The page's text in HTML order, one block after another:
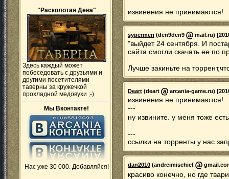
"Расколотая Дева"
Здесь каждый может
побеседовать с друзьями и
другими посетителями
таверны за кружечкой
прохладной медовухи ;-)
Мы Вконтакте!
Нас уже 30 000. Добавляйся!
извинения не принимаются!
sypermen (den9den9 mail.ru)
"выйдет 24 сентября. И
сайта смогли скачать ее по
Лучше закиньте на
Deart (deart arcania-game.ru)
извинения не принимаются!
---
ну извините. у меня тоже
---
ссылки на торренты у нас
dan2010 (andreimischief
красиво конечно, но где